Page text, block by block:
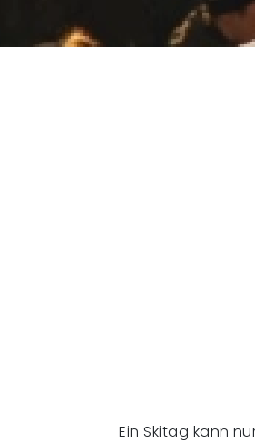
Ein Skitag kann